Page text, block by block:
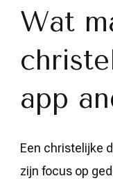
Wat
app
Een christelijke
zijn focus op